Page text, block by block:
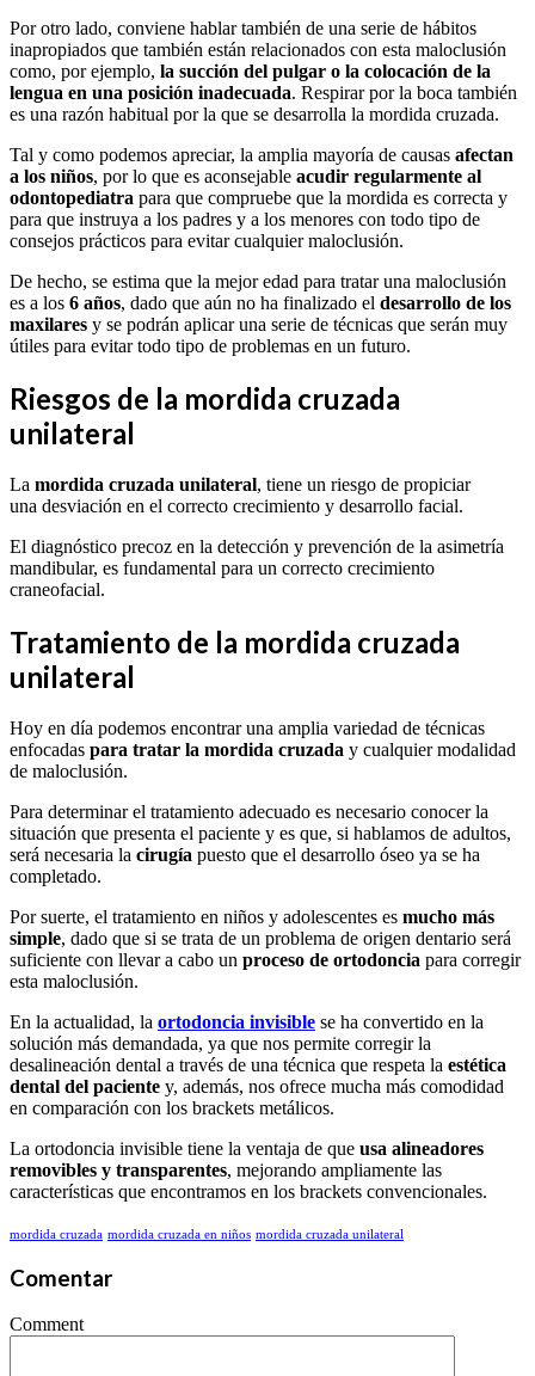
Por otro lado, conviene hablar también de una serie de hábitos
inapropiados que también están relacionados con esta maloclusión
como, por ejemplo, la succión del pulgar o la colocación de la
lengua en una posición inadecuada. Respirar por la boca también
es una razón habitual por la que se desarrolla la mordida cruzada.
Tal y como podemos apreciar, la amplia mayoría de causas afectan
a los niños, por lo que es aconsejable acudir regularmente al
odontopediatra para que compruebe que la mordida es correcta y
para que instruya a los padres y a los menores con todo tipo de
consejos prácticos para evitar cualquier maloclusión.
De hecho, se estima que la mejor edad para tratar una maloclusión
es a los 6 años, dado que aún no ha finalizado el desarrollo de los
maxilares y se podrán aplicar una serie de técnicas que serán muy
útiles para evitar todo tipo de problemas en un futuro.
Riesgos de la mordida cruzada
unilateral
La mordida cruzada unilateral, tiene un riesgo de propiciar
una desviación en el correcto crecimiento y desarrollo facial.
El diagnóstico precoz en la detección y prevención de la asimetría
mandibular, es fundamental para un correcto crecimiento
craneofacial.
Tratamiento de la mordida cruzada
unilateral
Hoy en día podemos encontrar una amplia variedad de técnicas
enfocadas para tratar la mordida cruzada y cualquier modalidad
de maloclusión.
Para determinar el tratamiento adecuado es necesario conocer la
situación que presenta el paciente y es que, si hablamos de adultos,
será necesaria la cirugía puesto que el desarrollo óseo ya se ha
completado.
Por suerte, el tratamiento en niños y adolescentes es mucho más
simple, dado que si se trata de un problema de origen dentario será
suficiente con llevar a cabo un proceso de ortodoncia para corregir
esta maloclusión.
En la actualidad, la ortodoncia invisible se ha convertido en la
solución más demandada, ya que nos permite corregir la
desalineación dental a través de una técnica que respeta la estética
dental del paciente y, además, nos ofrece mucha más comodidad
en comparación con los brackets metálicos.
La ortodoncia invisible tiene la ventaja de que usa alineadores
removibles y transparentes, mejorando ampliamente las
características que encontramos en los brackets convencionales.
mordida cruzada mordida cruzada en niños mordida cruzada unilateral
Comentar
Comment